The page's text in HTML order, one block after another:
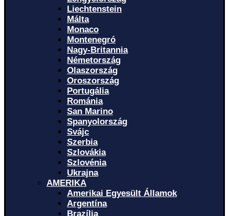
Liechtenstein
Málta
Monaco
Montenegró
Nagy-Britannia
Németország
Olaszország
Oroszország
Portugália
Románia
San Marino
Spanyolország
Svájc
Szerbia
Szlovákia
Szlovénia
Ukrajna
AMERIKA
Amerikai Egyesült Államok
Argentína
Brazília